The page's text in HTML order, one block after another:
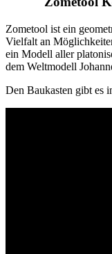
Zometool ist ein
Vielfalt an
ein Modell aller
dem Weltmodell
Den Baukasten gibt es